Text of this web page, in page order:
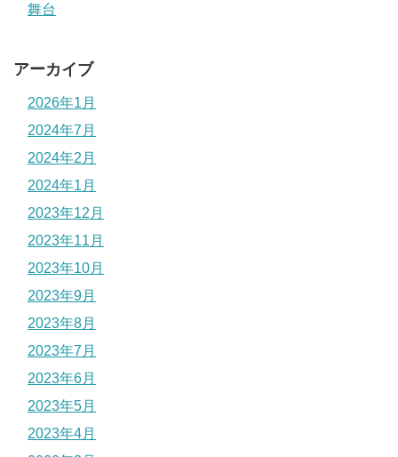
舞台
アーカイブ
2026年1月
2024年7月
2024年2月
2024年1月
2023年12月
2023年11月
2023年10月
2023年9月
2023年8月
2023年7月
2023年6月
2023年5月
2023年4月